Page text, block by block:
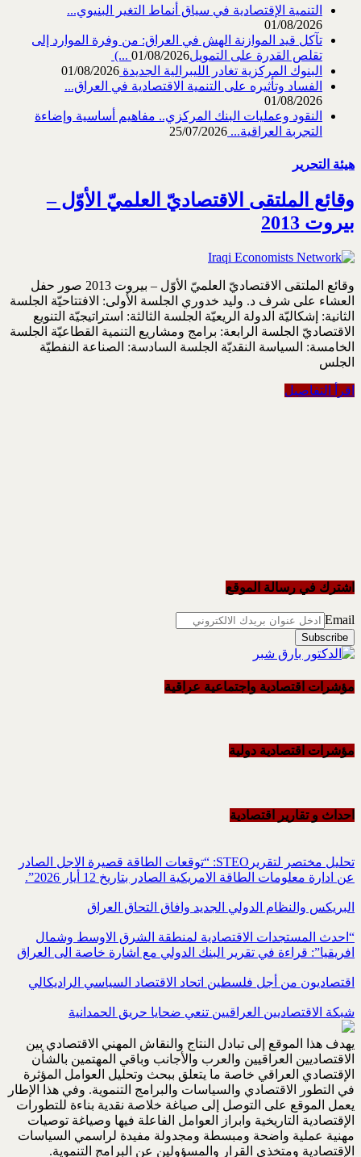
التنمية الإقتصادية في سياق أنماط التغير البنيوي...
01/08/2026
تآكل قيد الموازنة الهش في العراق: من وفرة الموارد إلى
تقلص القدرة على التمويل‎ (...01/08/2026
البنوك المركزية تغادر الليبرالية الجديدة 01/08/2026
الفساد وتأثيره على التنمية الاقتصادية في العراق...
01/08/2026
النقود وعمليات البنك المركزي.. مفاهيم أساسية وإضاءة
التجربة العراقية... 25/07/2026
هيئة التحرير
وقائع الملتقى الاقتصاديّ العلميّ الأوّل –
بيروت 2013
وقائع الملتقى الاقتصاديّ العلميّ الأوّل – بيروت 2013 صور حفل
العشاء على شرف د. وليد خدوري الجلسة الأولى: الافتتاحيّة الجلسة
الثانية: إشكاليّة الدولة الريعيّة الجلسة الثالثة: استراتيجيّة التنويع
الاقتصاديّ الجلسة الرابعة: برامج ومشاريع التنمية القطاعيّة الجلسة
الخامسة: السياسة النقديّة الجلسة السادسة: الصناعة النفطيّة
الجلس
اقرأ التفاصيل
اشترك في رسالة الموقع
Email
مؤشرات اقتصادية واجتماعية عراقية
مؤشرات اقتصادية دولية
احداث و تقاریر اقتصادیة
تحليل مختصر لتقريرSTEO‏: “توقعات الطاقة قصيرة الاجل الصادر
عن ادارة معلومات الطاقة الامريكية ‏الصادر بتاريخ 12 أيار 2026”.‏
البريكس والنظام الدولي الجديد وافاق التحاق العراق
“احدث المستجدات الاقتصادية لمنطقة الشرق الاوسط وشمال
افريقيا”: قراءة في تقرير البنك الدولي مع اشارة خاصة الى العراق
اقتصاديون من أجل فلسطين اتحاد الاقتصاد السياسي الراديكالي
شبكة الاقتصاديين العراقيين تنعي ضحايا حريق الحمدانية
يهدف هذا الموقع إلى تبادل النتاج والنقاش المهني الاقتصادي بين
الاقتصاديين العراقيين والعرب والأجانب وباقي المهتمين بالشأن
الإقتصادي العراقي خاصة ما يتعلق ببحث وتحليل العوامل المؤثرة
في التطور الاقتصادي والسياسات والبرامج التنموية. وفي هذا الإطار
يعمل الموقع على التوصل إلى صياغة خلاصة نقدية بناءة للتطورات
الإقتصادية التاريخية وابراز العوامل الفاعلة فيها وصياغة توصيات
مهنية عملية واضحة ومبسطة ومجدولة مفيدة لراسمي السياسات
الإقتصادية ومتخذي القرار والمسؤولين عن البرامج التنموية.